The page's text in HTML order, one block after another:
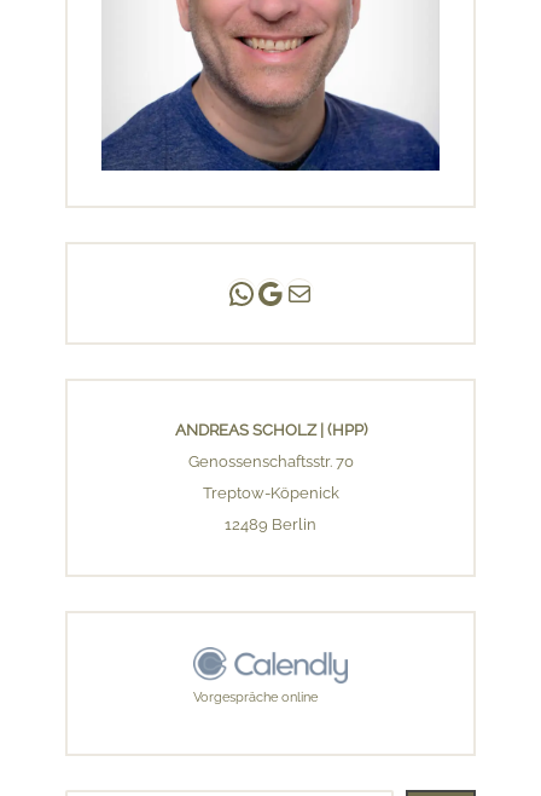
Andreas Scholz | (HPP)
Praxis Adlershof
E-Mail an mich ...
ANDREAS SCHOLZ | (HPP)
Genossenschaftsstr. 70
Treptow-Köpenick
12489 Berlin
Vorgespräche online